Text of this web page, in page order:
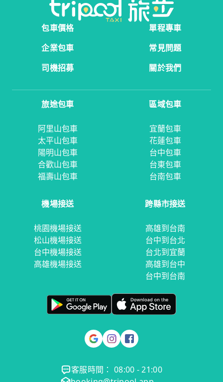
包車價格
單程專車
企業包車
常見問題
司機招募
關於我們
旅途包車
阿里山包車
太平山包車
陽明山包車
合歡山包車
福壽山包車
區域包車
宜蘭包車
花蓮包車
台中包車
台東包車
台南包車
機場接送
桃園機場接送
松山機場接送
台中機場接送
高雄機場接送
跨縣市接送
高雄到台南
台中到台北
台北到宜蘭
高雄到台中
台中到台南
客服時間： 08:00 - 21:00